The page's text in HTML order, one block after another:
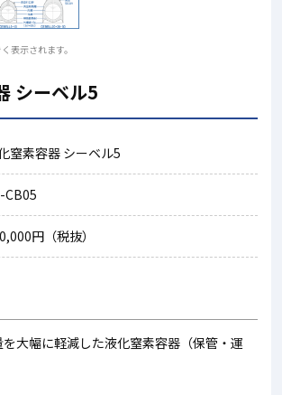
表示されます。
シーベル5
窒素容器 シーベル5
CB05
円（税抜）
大幅に軽減した液化窒素容器（保管・運